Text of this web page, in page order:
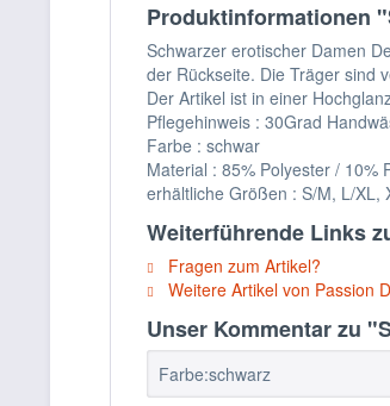
Produktinformationen
Schwarzer erotischer Damen
der Rückseite. Die Träger sind
Der Artikel ist in einer
Pflegehinweis : 30Grad
Farbe : schwar
Material : 85% Polyester / 10%
erhältliche Größen : S/M, L/XL,
Weiterführende Links
Fragen zum Artikel?
Weitere Artikel von Passion
Unser Kommentar zu
Farbe:schwarz